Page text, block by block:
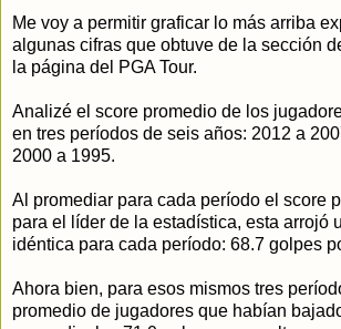
Me voy a permitir graficar lo más arriba
algunas cifras que obtuve de la sección
la página del PGA Tour.
Analizé el score promedio de los
en tres períodos de seis años: 2012 a
2000 a 1995.
Al promediar para cada período el score
para el líder de la estadística, esta arrojó
idéntica para cada período: 68.7 golpes
Ahora bien, para esos mismos tres
promedio de jugadores que habían